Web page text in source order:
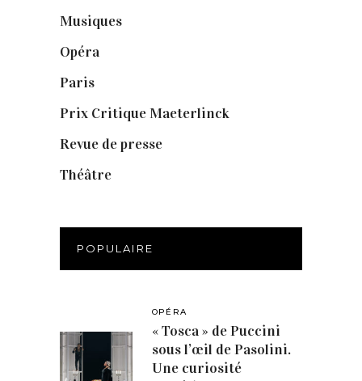
Musiques
Opéra
Paris
Prix Critique Maeterlinck
Revue de presse
Théâtre
POPULAIRE
OPÉRA
« Tosca » de Puccini
sous l’œil de Pasolini.
Une curiosité